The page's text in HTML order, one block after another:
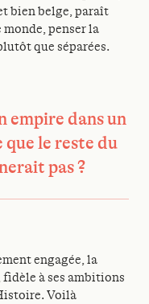
bien belge, paraît
penser la
que séparées.
empire dans un
que le reste du
pas ?
engagée, la
à ses ambitions
Voilà